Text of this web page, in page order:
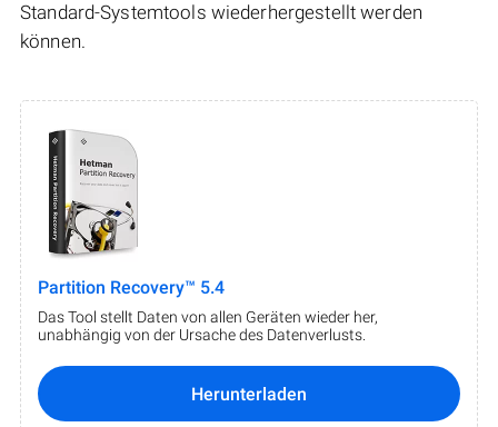
Standard-Systemtools wiederhergestellt werden
können.
Partition Recovery™ 5.4
Das Tool stellt Daten von allen Geräten wieder her,
unabhängig von der Ursache des Datenverlusts.
Herunterladen